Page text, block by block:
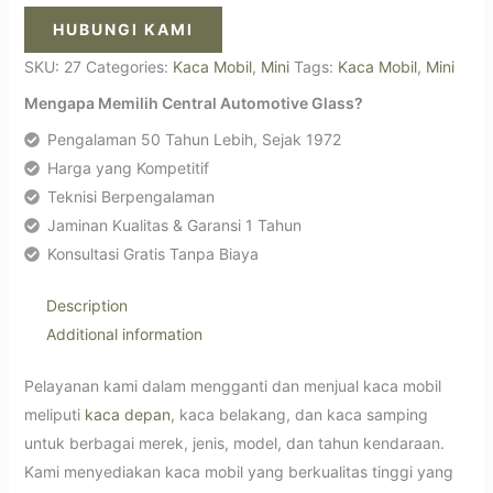
HUBUNGI KAMI
SKU: 27 Categories: Kaca Mobil, Mini Tags: Kaca Mobil, Mini
Mengapa Memilih Central Automotive Glass?
Pengalaman 50 Tahun Lebih, Sejak 1972
Harga yang Kompetitif
Teknisi Berpengalaman
Jaminan Kualitas & Garansi 1 Tahun
Konsultasi Gratis Tanpa Biaya
Description
Additional information
Pelayanan kami dalam mengganti dan menjual kaca mobil
meliputi kaca depan, kaca belakang, dan kaca samping
untuk berbagai merek, jenis, model, dan tahun kendaraan.
Kami menyediakan kaca mobil yang berkualitas tinggi yang